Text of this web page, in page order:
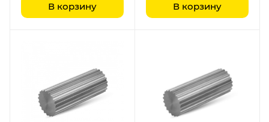
В корзину В корзину